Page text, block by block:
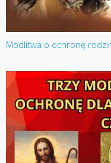
Modlitwa o ochronę